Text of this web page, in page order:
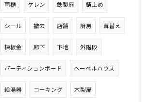
雨樋 ケレン 鉄製扉 錆止め
シール 撤去 店舗 厨房 葺替え
棟板金 廊下 下地 外階段
パーティションボード ヘーベルハウス
給湯器 コーキング 木製扉